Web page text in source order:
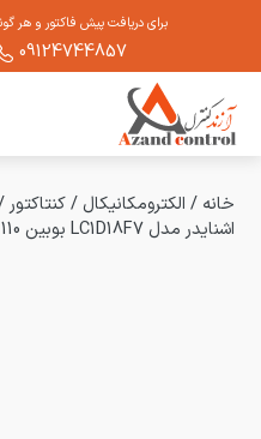
برای دریافت پیش فاکتور و هر
09124744857
خانه / الکترومکانیکال /کنتاکتور
اشنایدر مدل LC1D18F7 بوبین 110 ولت